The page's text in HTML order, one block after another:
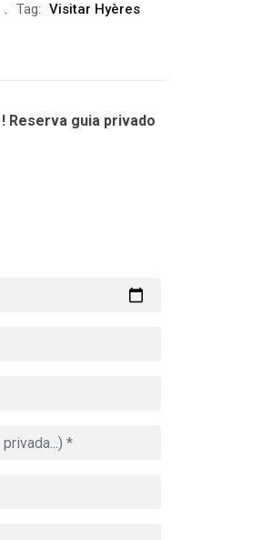
Tag: Visitar Hyères
Reserva guia privado